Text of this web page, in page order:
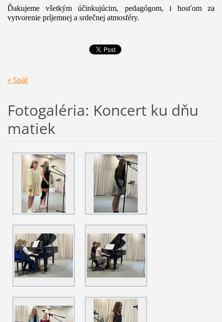
Ďakujeme všetkým účinkujúcim, pedagógom, i hosťom za
vytvorenie príjemnej a srdečnej atmosféry.
« Späť
Fotogaléria: Koncert ku dňu
matiek